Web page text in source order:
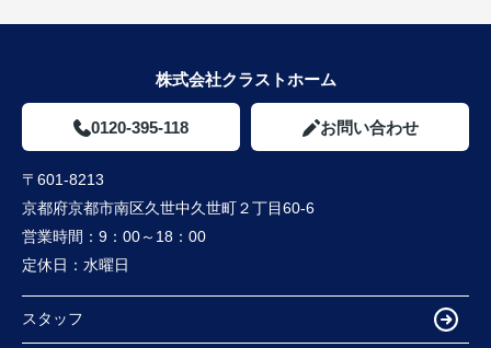
株式会社クラストホーム
0120-395-118 お問い合わせ
〒601-8213
京都府京都市南区久世中久世町２丁目60-6
営業時間： 9：00～18：00
定休日： 水曜日
スタッフ